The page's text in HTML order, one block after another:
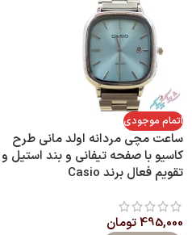
اتمام موجودی
ساعت مچی مردانه اولد مانی طرح
کاسیو با صفحه تیفانی و بند استیل و
تقویم فعال برند Casio
495,000تومان